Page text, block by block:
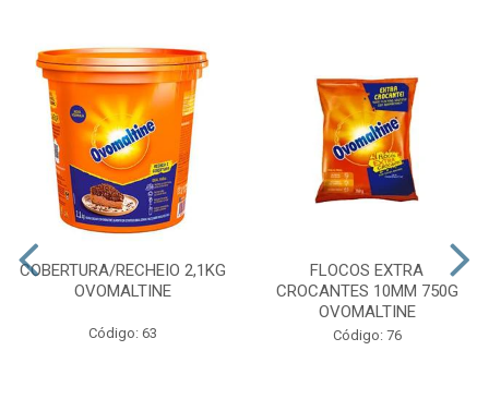
COBERTURA/RECHEIO 2,1KG
OVOMALTINE
Código: 63
FLOCOS EXTRA
CROCANTES 10MM 750G
OVOMALTINE
Código: 76